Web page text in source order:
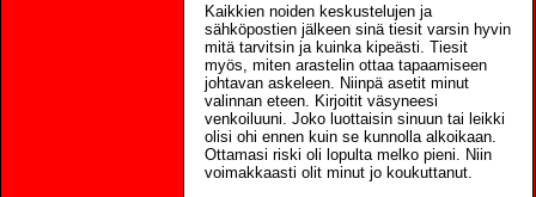
Kaikkien noiden keskustelujen ja
sähköpostien jälkeen sinä tiesit varsin hyvin
mitä tarvitsin ja kuinka kipeästi. Tiesit
myös, miten arastelin ottaa tapaamiseen
johtavan askeleen. Niinpä asetit minut
valinnan eteen. Kirjoitit väsyneesi
venkoiluuni. Joko luottaisin sinuun tai leikki
olisi ohi ennen kuin se kunnolla alkoikaan.
Ottamasi riski oli lopulta melko pieni. Niin
voimakkaasti olit minut jo koukuttanut.